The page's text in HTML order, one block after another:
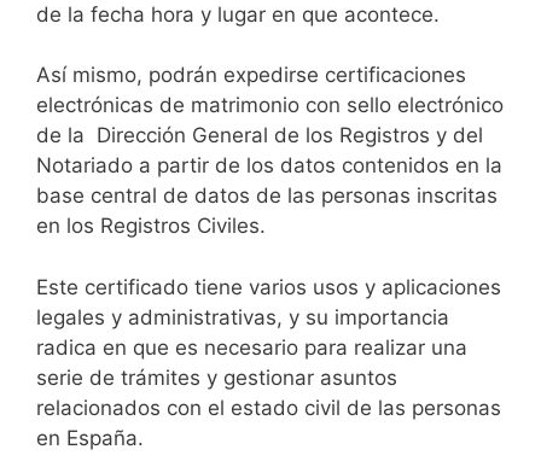
de la fecha hora y lugar en que acontece.
Así mismo, podrán expedirse certificaciones
electrónicas de matrimonio con sello electrónico
de la Dirección General de los Registros y del
Notariado a partir de los datos contenidos en la
base central de datos de las personas inscritas
en los Registros Civiles.
Este certificado tiene varios usos y aplicaciones
legales y administrativas, y su importancia
radica en que es necesario para realizar una
serie de trámites y gestionar asuntos
relacionados con el estado civil de las personas
en España.